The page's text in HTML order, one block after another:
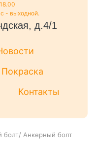
- выходной.
д.4/1
Покраска
Контакты
болт/ Анкерный болт